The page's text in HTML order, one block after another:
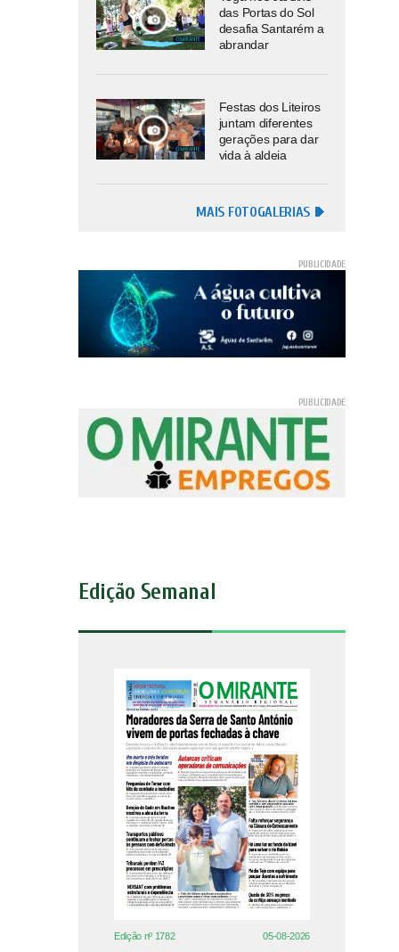
das Portas do Sol
desafia Santarém a
abrandar
Festas dos Liteiros
juntam diferentes
gerações para dar
vida à aldeia
MAIS FOTOGALERIAS
Edição Semanal
Edição nº 1782 05-08-2026